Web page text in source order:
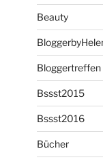
Beauty
Bloggertreffen
Bssst2015
Bssst2016
Bücher